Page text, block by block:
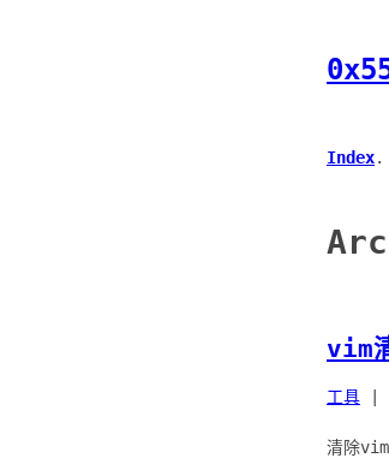
Index.
vim
工具
清除